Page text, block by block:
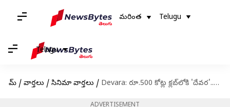
మరింత Telugu
Telugu
హోమ్ / వార్తలు / సినిమా వార్తలు / Devara: రూ.500 కోట్ల క్లబ్‌లోకి 'దేవర'.. ఎన్టీఆర్‌ ఖాతాలో మరో బ్లాక్‌బస్టర్‌ హిట్‌